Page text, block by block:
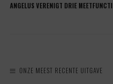
ANGELUS VERENIGT DRIE
ONZE MEEST RECENTE UITGAVE